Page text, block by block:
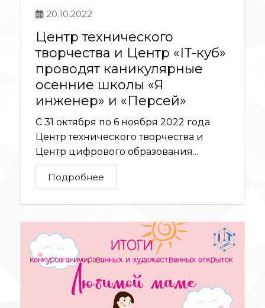
20.10.2022
Центр технического
творчества и Центр «IT-куб»
проводят каникулярные
осенние школы «Я
инженер» и «Персей»
С 31 октября по 6 ноября 2022 года
Центр технического творчества и
Центр цифрового образования...
Подробнее